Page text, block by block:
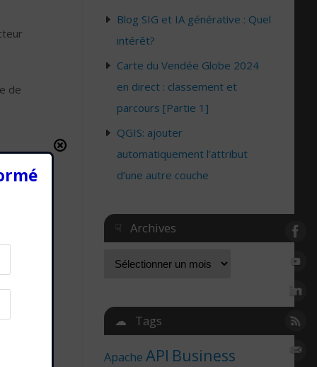
de
Blog SIG et IA générative : Quel
intérêt?
Carte du Vendée Globe 2024
en direct : classement et
parcours [Partie 1]
QGIS: ajouter
automatiquement l’attribut
d’une autre couche
☟ Archives
☁ Tags
Apache API Business